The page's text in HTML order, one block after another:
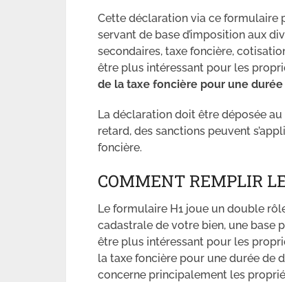
Cette déclaration via ce formulaire
servant de base d’imposition aux
secondaires, taxe foncière,
être plus intéressant pour les
de la taxe foncière pour une
La déclaration doit être déposée
retard, des sanctions peuvent
foncière.
COMMENT REMPLIR
Le formulaire H1 joue un double
cadastrale de votre bien, une base
être plus intéressant pour les
la taxe foncière pour une durée de
concerne principalement les